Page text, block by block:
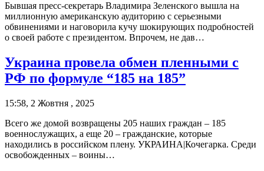
Бывшая пресс-секретарь Владимира Зеленского вышла на
миллионную американскую аудиторию с серьезными
обвинениями и наговорила кучу шокирующих подробностей
о своей работе с президентом. Впрочем, не дав…
Украина провела обмен пленными с
РФ по формуле “185 на 185”
15:58, 2 Жовтня , 2025
Всего же домой возвращены 205 наших граждан – 185
военнослужащих, а еще 20 – гражданские, которые
находились в российском плену. УКРАИНА|Кочегарка. Среди
освобожденных – воины…